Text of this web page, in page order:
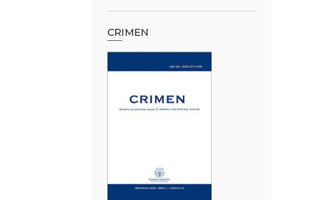
CRIMEN